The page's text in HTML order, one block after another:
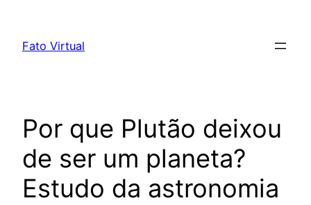
content
Fato Virtual
Por que Plutão deixou
de ser um planeta?
Estudo da astronomia